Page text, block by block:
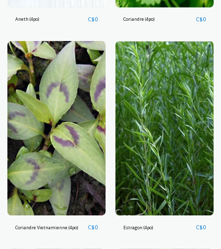
Aneth (4po) C$0 Coriandre (4po) C$0
Coriandre Vietnamienne (4po) C$0 Estragon (4po) C$0